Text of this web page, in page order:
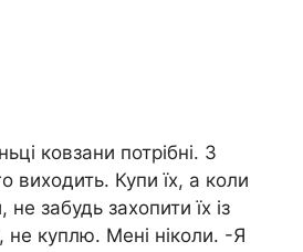
ковзани потрібні. З
виходить. Купи їх, а коли
забудь захопити їх із
не куплю. Мені ніколи. -Я